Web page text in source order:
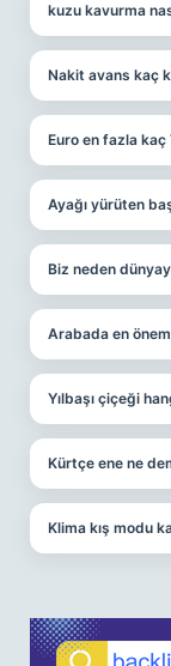
kuzu kavurma
Nakit avans kaç
Euro en fazla kaç
Ayağı yürüten
Biz neden
Arabada en
Yılbaşı çiçeği
Kürtçe ene ne
Klima kış modu